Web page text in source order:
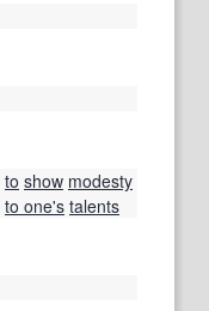
to show modesty
to one's talents